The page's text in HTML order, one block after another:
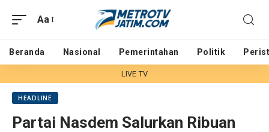
Aa
Beranda Nasional Pemerintahan Politik
LIVE TV
HEADLINE
Partai Nasdem Salurkan Ribuan